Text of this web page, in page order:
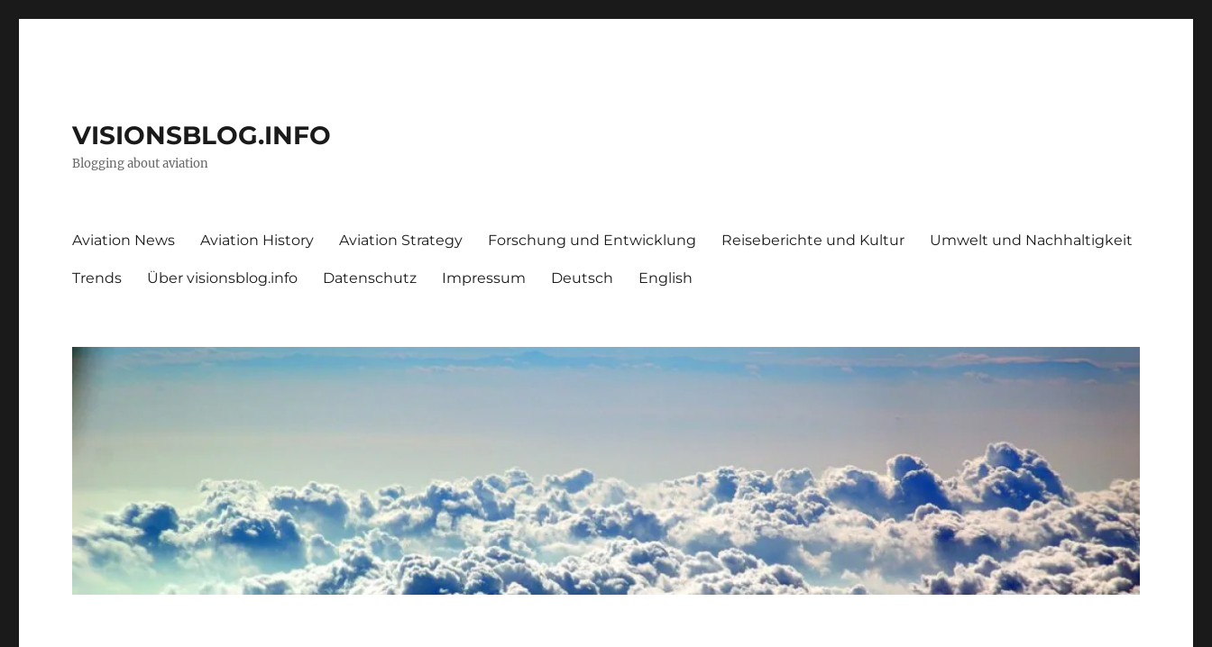
VISIONSBLOG.INFO
Blogging about aviation
Aviation News Aviation History Aviation Strategy Forschung und Entwicklung Reiseberichte und Kultur Umwelt und Nachhaltigkeit
Trends Über visionsblog.info Datenschutz Impressum Deutsch English